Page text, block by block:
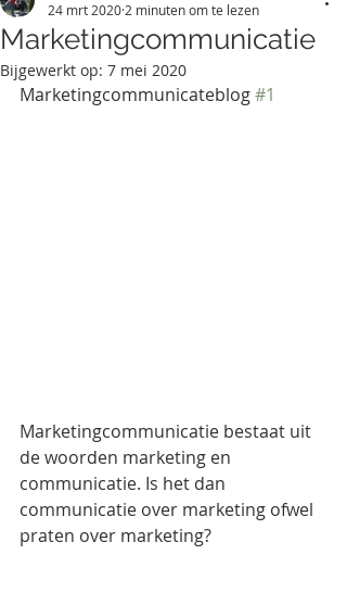
Marketingcommunicatie
24 mrt 2020 2 minuten om te lezen
Bijgewerkt op: 7 mei 2020
Marketingcommunicateblog #1
Marketingcommunicatie bestaat uit
de woorden marketing en
communicatie. Is het dan
communicatie over marketing ofwel
praten over marketing?